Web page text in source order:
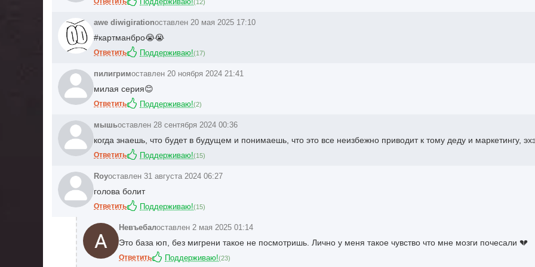
(12)
awe diwigirationоставлен 20 мая 2025 17:10
#картманбро😭😭
Ответить Поддерживаю!(17)
пилигримоставлен 20 ноября 2024 21:41
милая серия😊
Ответить Поддерживаю!(2)
мышьоставлен 28 сентября 2024 00:36
когда знаешь, что будет в будущем и понимаешь, что это все неизбежно приводит к тому деду и маркетингу,
Ответить Поддерживаю!(15)
Royоставлен 31 августа 2024 06:27
голова болит
Ответить Поддерживаю!(15)
Невъебалоставлен 2 мая 2025 01:14
Это база юп, без мигрени такое не посмотришь. Лично у меня такое чувство что мне мозги почесали 💔
Ответить Поддерживаю!(23)